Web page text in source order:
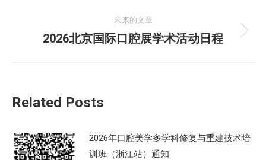
的
文
未来的文章
未
2026北京国际口腔展学术活动日程
Related Posts
2026年口腔美学多学科修复与重建技术培
训班（浙江站）通知